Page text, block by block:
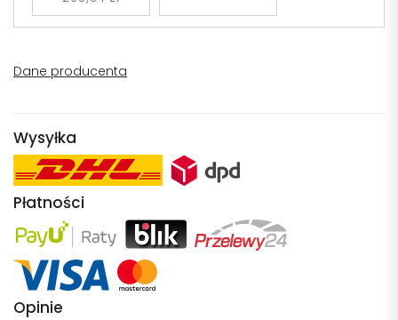
Dane producenta
Wysyłka
Płatności
Opinie